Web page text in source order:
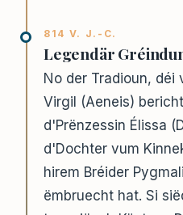
814 V. J.-C.
Legendär
No der Tradioun, déi
Virgil (Aeneis)
d'Prënzessin Élissa
d'Dochter vum
hirem Bréider
ëmbruecht hat. Si